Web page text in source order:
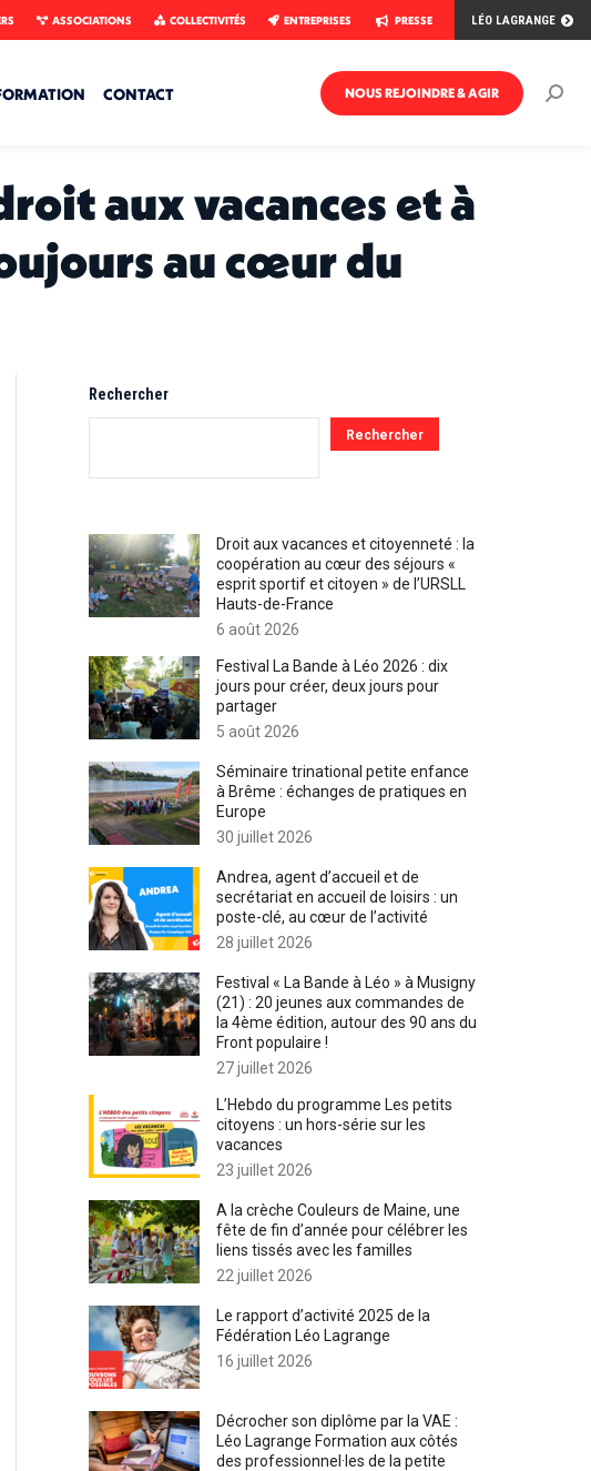
ASSOCIATIONS COLLECTIVITÉS ENTREPRISES PRESSE LÉO LAGRANGE
CONTACT NOUS REJOINDRE & AGIR
aux vacances et à
au cœur du
Rechercher
Rechercher
Droit aux vacances et citoyenneté : la
coopération au cœur des séjours «
esprit sportif et citoyen » de l’URSLL
Hauts-de-France
6 août 2026
Festival La Bande à Léo 2026 : dix
jours pour créer, deux jours pour
partager
5 août 2026
Séminaire trinational petite enfance
à Brême : échanges de pratiques en
Europe
30 juillet 2026
Andrea, agent d’accueil et de
secrétariat en accueil de loisirs : un
poste-clé, au cœur de l’activité
28 juillet 2026
Festival « La Bande à Léo » à Musigny
(21) : 20 jeunes aux commandes de
la 4ème édition, autour des 90 ans du
Front populaire !
27 juillet 2026
L’Hebdo du programme Les petits
citoyens : un hors-série sur les
vacances
23 juillet 2026
A la crèche Couleurs de Maine, une
fête de fin d’année pour célébrer les
liens tissés avec les familles
22 juillet 2026
Le rapport d’activité 2025 de la
Fédération Léo Lagrange
16 juillet 2026
Décrocher son diplôme par la VAE :
Léo Lagrange Formation aux côtés
des professionnel·les de la petite